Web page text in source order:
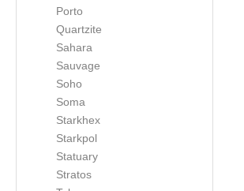
Porto
Quartzite
Sahara
Sauvage
Soho
Soma
Starkhex
Starkpol
Statuary
Stratos